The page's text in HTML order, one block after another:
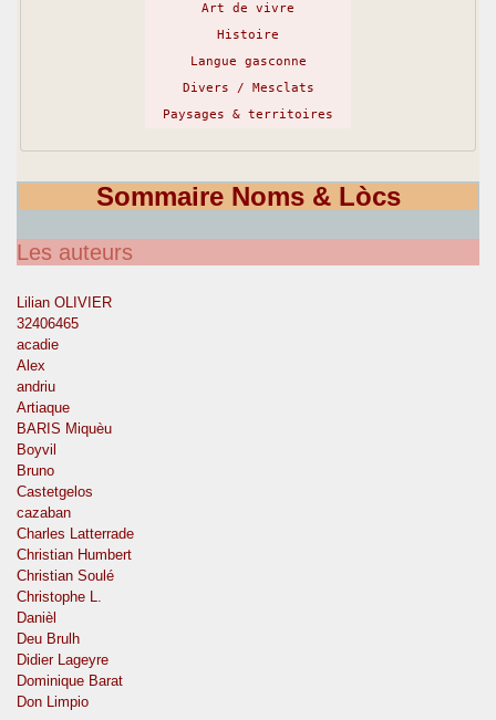
Art de vivre
Histoire
Langue gasconne
Divers / Mesclats
Paysages & territoires
Sommaire Noms & Lòcs
Les auteurs
Lilian OLIVIER
32406465
acadie
Alex
andriu
Artiaque
BARIS Miquèu
Boyvil
Bruno
Castetgelos
cazaban
Charles Latterrade
Christian Humbert
Christian Soulé
Christophe L.
Danièl
Deu Brulh
Didier Lageyre
Dominique Barat
Don Limpio